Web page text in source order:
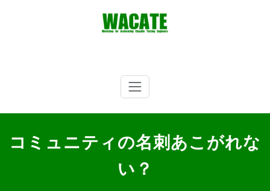
コミュニティの名刺あこがれな
い？